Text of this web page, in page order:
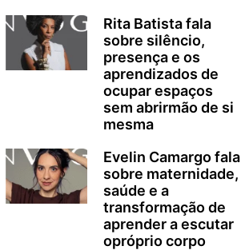
Rita Batista fala
sobre silêncio,
presença e os
aprendizados de
ocupar espaços
sem abrirmão de si
mesma
Evelin Camargo fala
sobre maternidade,
saúde e a
transformação de
aprender a escutar
opróprio corpo